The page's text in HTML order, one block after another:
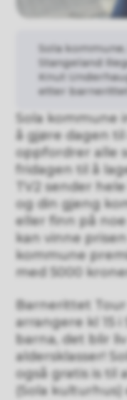
Sola
Stangeland
Knut
etter barnerittet.
Sola kommune
å gjøre dagen
oppfordrer alle
fridagen til å
TV2 sender
og din gjeng
eller finn på
kan vinne
kommune
med 5000
Barnerittet
arrangere kl 15 i
barna, det blir
aldersklasser!
også gratis is til
(Sola